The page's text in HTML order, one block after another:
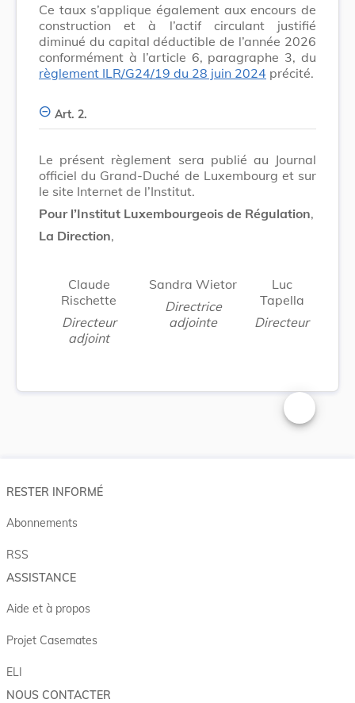
Ce taux s’applique également aux encours de
construction et à l’actif circulant justifié
diminué du capital déductible de l’année 2026
conformément à l’article 6, paragraphe 3, du
règlement ILR/G24/19 du 28 juin 2024 précité.
Art. 2.
Le présent règlement sera publié au Journal
officiel du Grand-Duché de Luxembourg et sur
le site Internet de l’Institut.
Pour l’Institut Luxembourgeois de Régulation,
La Direction,
Claude
Rischette
Directeur
adjoint
Sandra Wietor
Directrice
adjointe
Luc
Tapella
Directeur
Changer la
RESTER INFORMÉ
Abonnements
RSS
ASSISTANCE
Aide et à propos
Projet Casemates
ELI
NOUS CONTACTER